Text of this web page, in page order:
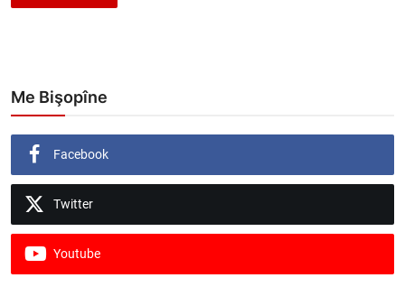
Me Bişopîne
Facebook
Twitter
Youtube